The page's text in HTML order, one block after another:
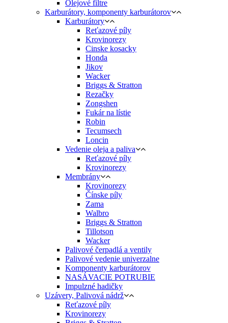
Olejové filtre
Karburátory, komponenty karburátorov
Karburátory
Reťazové píly
Krovinorezy
Cinske kosacky
Honda
Jikov
Wacker
Briggs & Stratton
Rezačky
Zongshen
Fukár na lístie
Robin
Tecumsech
Loncin
Vedenie oleja a paliva
Reťazové píly
Krovinorezy
Membrány
Krovinorezy
Čínske píly
Zama
Walbro
Briggs & Stratton
Tillotson
Wacker
Palivové čerpadlá a ventily
Palivové vedenie univerzalne
Komponenty karburátorov
NASÁVACIE POTRUBIE
Impulzné hadičky
Uzávery, Palivová nádrž
Reťazové píly
Krovinorezy